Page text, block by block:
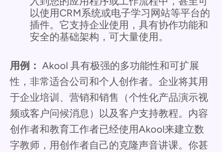
以使用CRM系统或电子学习网站等平台的
插件。它支持企业使用，具有协作功能和
安全的基础架构，可大量使用。
用例： Akool 具有极强的多功能性和可扩展
性，非常适合公司和个人创作者。企业将其用
于企业培训、营销和销售（个性化产品演示视
频或客户问候消息）以及客户支持教程。内容
创作者和教育工作者已经使用Akool来建立数
字教师，用创作者自己的克隆声音讲课。你甚